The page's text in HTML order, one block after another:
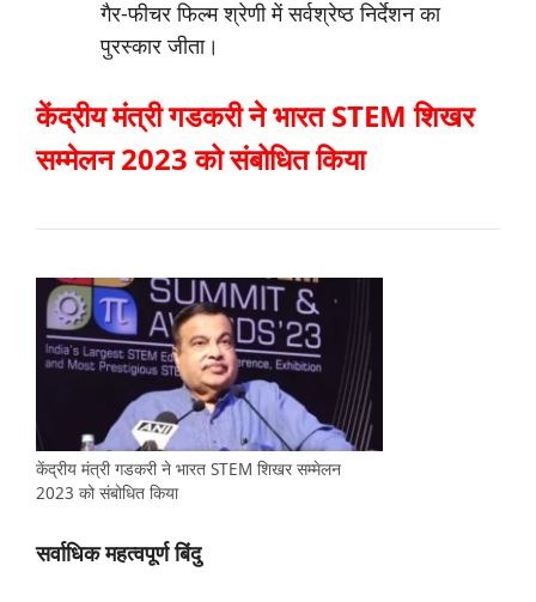
गैर-फीचर फिल्म श्रेणी में सर्वश्रेष्ठ निर्देशन का
पुरस्कार जीता।
केंद्रीय मंत्री गडकरी ने भारत STEM शिखर
सम्मेलन 2023 को संबोधित किया
केंद्रीय मंत्री गडकरी ने भारत STEM शिखर सम्मेलन
2023 को संबोधित किया
सर्वाधिक महत्वपूर्ण बिंदु